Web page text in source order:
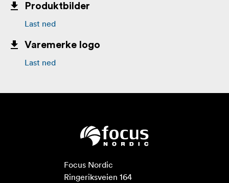
Produktbilder
Last ned
Varemerke logo
Last ned
Focus Nordic
Ringeriksveien 164